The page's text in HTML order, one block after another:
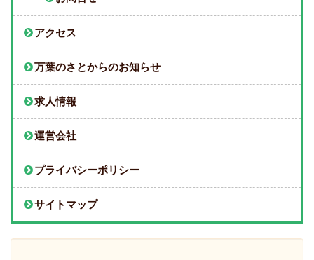
アクセス
万葉のさとからのお知らせ
求人情報
運営会社
プライバシーポリシー
サイトマップ